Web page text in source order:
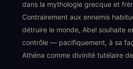
dans la mythologie grecque et
Contrairement aux ennemis
détruire le monde, Abel souhaite
contrôle — pacifiquement, à sa
Athéna comme divinité tutélaire